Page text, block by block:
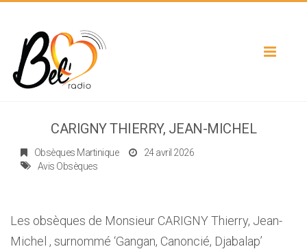
Toggle
CARIGNY THIERRY, JEAN-MICHEL
Obsèques Martinique
24 avril 2026
Avis Obsèques
Les obsèques de Monsieur CARIGNY Thierry, Jean-
Michel , surnommé ‘Gangan, Canoncié, Djabalap’